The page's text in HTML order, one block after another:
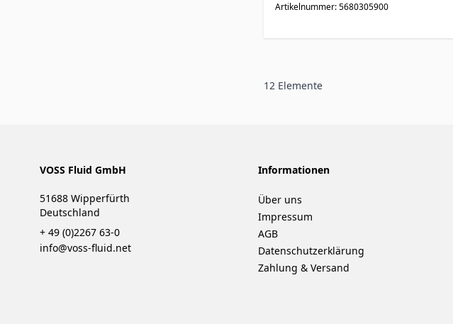
Artikelnummer: 5680305900
12 Elemente
VOSS Fluid GmbH
51688 Wipperfürth
Deutschland
+ 49 (0)2267 63-0
info@voss-fluid.net
Informationen
Über uns
Impressum
AGB
Datenschutzerklärung
Zahlung & Versand